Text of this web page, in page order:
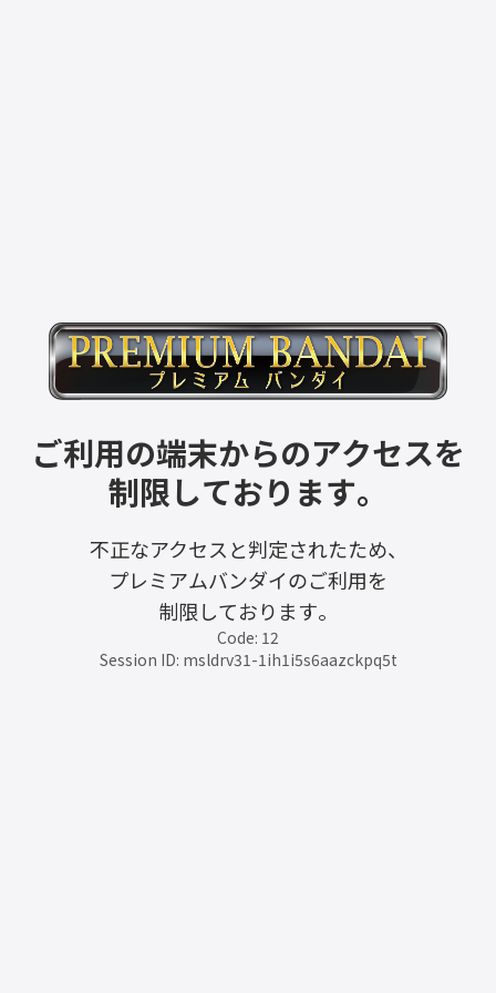
ご利用の端末からのアクセスを
制限しております。
不正なアクセスと判定されたため、
プレミアムバンダイのご利用を
制限しております。
Code: 12
Session ID: msldrv31-1ih1i5s6aazckpq5t